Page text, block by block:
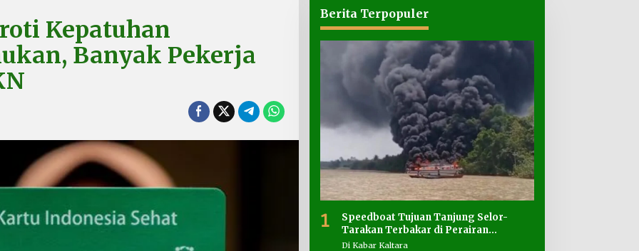
Kepatuhan
Banyak Pekerja
Berita Terpopuler
1
Speedboat Tujuan Tanjung Selor-
Tarakan Terbakar di Perairan
Salimbatu
Di Kabar Kaltara